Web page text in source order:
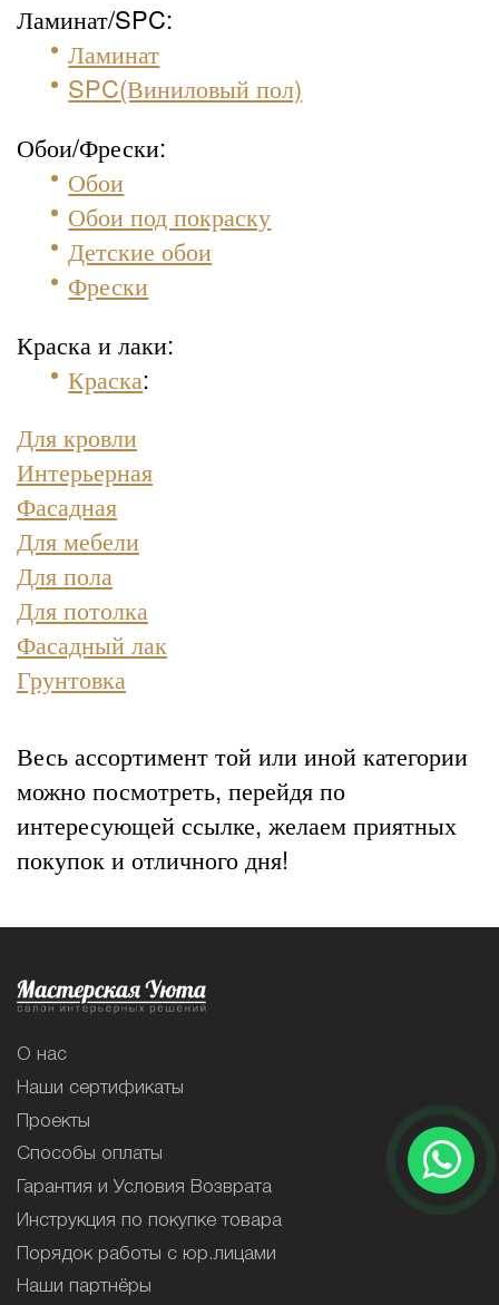
Ламинат/SPC:
Ламинат
SPC(Виниловый пол)
Обои/Фрески:
Обои
Обои под покраску
Детские обои
Фрески
Краска и лаки:
Краска:
Для кровли
Интерьерная
Фасадная
Для мебели
Для пола
Для потолка
Фасадный лак
Грунтовка
Весь ассортимент той или иной категории
можно посмотреть, перейдя по
интересующей ссылке, желаем приятных
покупок и отличного дня!
О нас
Наши сертификаты
Проекты
Способы оплаты
Гарантия и Условия Возврата
Инструкция по покупке товара
Порядок работы с юр.лицами
Наши партнёры